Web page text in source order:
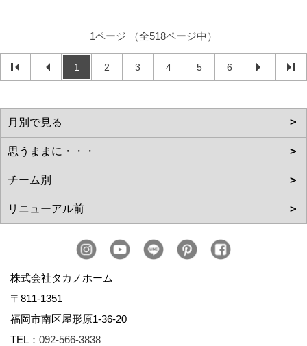
1ページ （全518ページ中）
1 2 3 4 5 6
株式会社タカノホーム
〒811-1351
福岡市南区屋形原1-36-20
TEL： 092-566-3838